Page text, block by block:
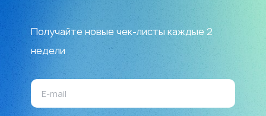
Получайте новые чек-листы каждые 2
недели